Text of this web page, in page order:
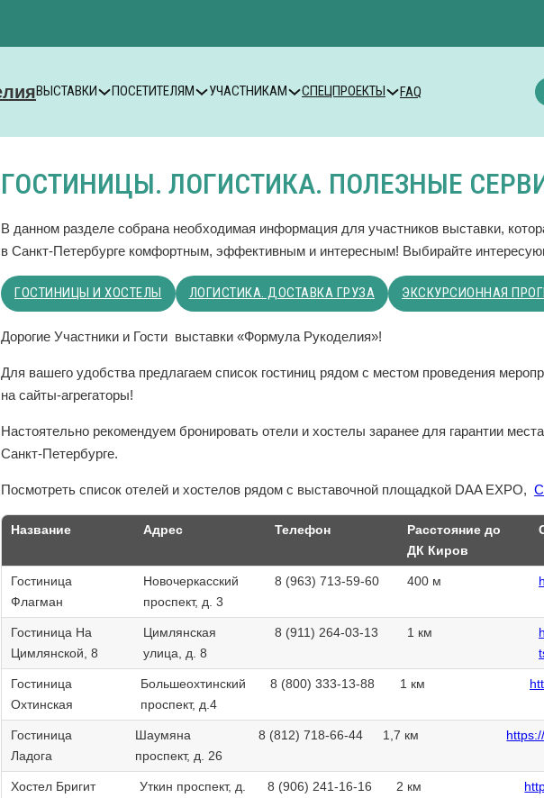
ВЫСТАВКИ ПОСЕТИТЕЛЯМ УЧАСТНИКАМ СПЕЦПРОЕКТЫ FAQ
ГОСТИНИЦЫ. ЛОГИСТИКА. ПОЛЕЗНЫЕ
В данном разделе собрана необходимая информация для участников выставки,
в Санкт-Петербурге комфортным, эффективным и интересным! Выбирайте
ГОСТИНИЦЫ И ХОСТЕЛЫ ЛОГИСТИКА. ДОСТАВКА ГРУЗА ЭКСКУРСИОННАЯ
Дорогие Участники и Гости выставки «Формула Рукоделия»!
Для вашего удобства предлагаем список гостиниц рядом с местом проведения
на сайты-агрегаторы!
Настоятельно рекомендуем бронировать отели и хостелы заранее для гарантии
Санкт-Петербурге.
Посмотреть список отелей и хостелов рядом с выставочной площадкой DAA EXPO,
Название Адрес Телефон
Расстояние до
ДК Киров
Гостиница
Флагман
Новочеркасский
проспект, д. 3
8 (963) 713-59-60 400 м
Гостиница На
Цимлянской, 8
Цимлянская
улица, д. 8
8 (911) 264-03-13 1 км
Гостиница
Охтинская
Большеохтинский
проспект, д.4
8 (800) 333-13-88 1 км
Гостиница
Ладога
Шаумяна
проспект, д. 26
8 (812) 718-66-44 1,7 км
Хостел Бригит
Уткин проспект, д.
8 (906) 241-16-16 2 км